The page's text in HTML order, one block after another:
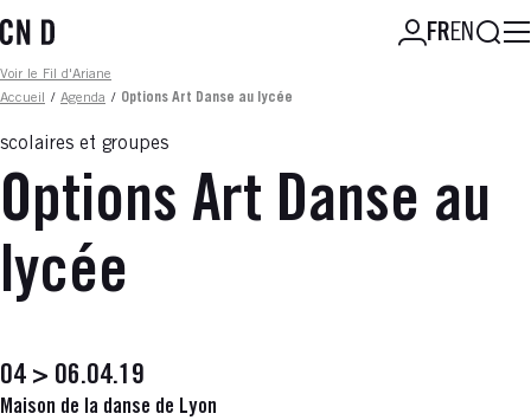
au
principal
FREN
Fil d'ariane
Voir le Fil d'Ariane
Accueil
/ Agenda / Options Art Danse au lycée
scolaires et groupes
Options Art Danse au
lycée
04 > 06.04.19
Maison de la danse de Lyon